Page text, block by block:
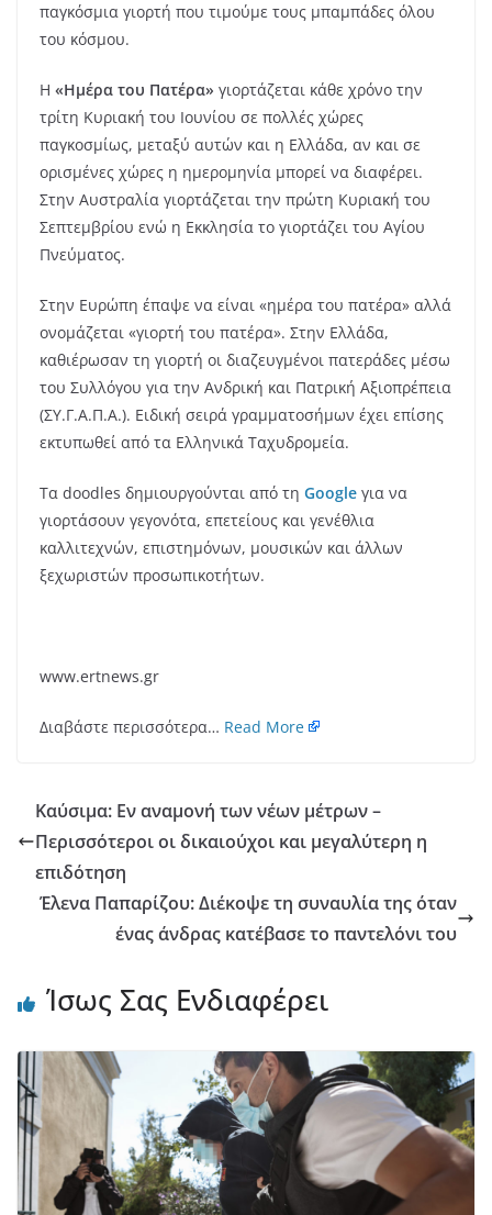
παγκόσμια γιορτή που τιμούμε τους μπαμπάδες όλου
του κόσμου.
Η «Ημέρα του Πατέρα» γιορτάζεται κάθε χρόνο την
τρίτη Κυριακή του Ιουνίου σε πολλές χώρες
παγκοσμίως, μεταξύ αυτών και η Ελλάδα, αν και σε
ορισμένες χώρες η ημερομηνία μπορεί να διαφέρει.
Στην Αυστραλία γιορτάζεται την πρώτη Κυριακή του
Σεπτεμβρίου ενώ η Εκκλησία το γιορτάζει του Αγίου
Πνεύματος.
Στην Ευρώπη έπαψε να είναι «ημέρα του πατέρα» αλλά
ονομάζεται «γιορτή του πατέρα». Στην Ελλάδα,
καθιέρωσαν τη γιορτή οι διαζευγμένοι πατεράδες μέσω
του Συλλόγου για την Ανδρική και Πατρική Αξιοπρέπεια
(ΣΥ.Γ.Α.Π.Α.). Ειδική σειρά γραμματοσήμων έχει επίσης
εκτυπωθεί από τα Ελληνικά Ταχυδρομεία.
Τα doodles δημιουργούνται από τη Google για να
γιορτάσουν γεγονότα, επετείους και γενέθλια
καλλιτεχνών, επιστημόνων, μουσικών και άλλων
ξεχωριστών προσωπικοτήτων.
www.ertnews.gr
Διαβάστε περισσότερα… Read More
Kαύσιμα: Εν αναμονή των νέων μέτρων –
Περισσότεροι οι δικαιούχοι και μεγαλύτερη η
επιδότηση
Έλενα Παπαρίζου: Διέκοψε τη συναυλία της όταν
ένας άνδρας κατέβασε το παντελόνι του
Ίσως Σας Ενδιαφέρει